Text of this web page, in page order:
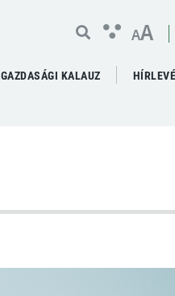
AA
GAZDASÁGI KALAUZ